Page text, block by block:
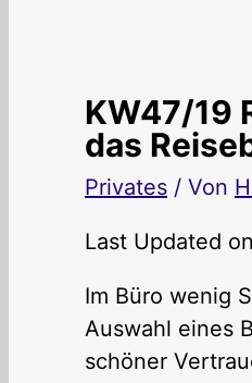
KW47/19
das
Privates / Von
Last Updated
Im Büro wenig
Auswahl eines
schöner